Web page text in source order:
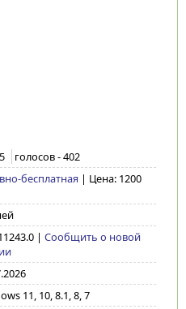
голосов -402
бесплатная | Цена: 1200
| Сообщить о новой
11, 10, 8.1, 8, 7